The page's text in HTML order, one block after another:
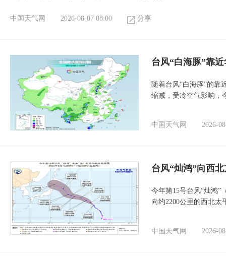
中国天气网 2026-08-07 08:00 分享
台风“白海豚”靠
随着台风“白海豚”的靠
缩减，受冷空气影响，
中国天气网 2026-
台风“灿鸿”向西
今年第15号台风“灿鸿”
向约2200公里的西北太
中国天气网 2026-